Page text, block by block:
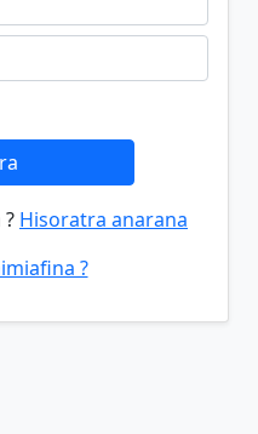
Hisoratra anarana
?